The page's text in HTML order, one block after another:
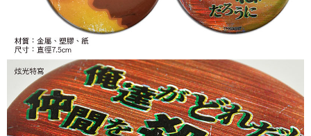
宅配-木棉花樂園專用
每筆NT$100，滿NT$1,300(含以上)免運費
宅配-離島(澎湖/金門/馬祖)-木棉花樂園專用
每筆NT$220
黑貓宅配-貨到付款
每筆NT$150